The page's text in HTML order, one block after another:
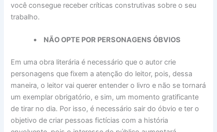
você consegue receber críticas construtivas sobre o seu
trabalho.
NÃO OPTE POR PERSONAGENS ÓBVIOS
Em uma obra literária é necessário que o autor crie
personagens que fixem a atenção do leitor, pois, dessa
maneira, o leitor vai querer entender o livro e não se tornará
um exemplar obrigatório, e sim, um momento gratificante
de tirar no dia. Por isso, é necessário sair do óbvio e ter o
objetivo de criar pessoas fictícias com a história